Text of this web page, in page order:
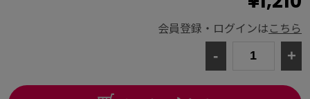
会員登録・ログインはこちら
- +